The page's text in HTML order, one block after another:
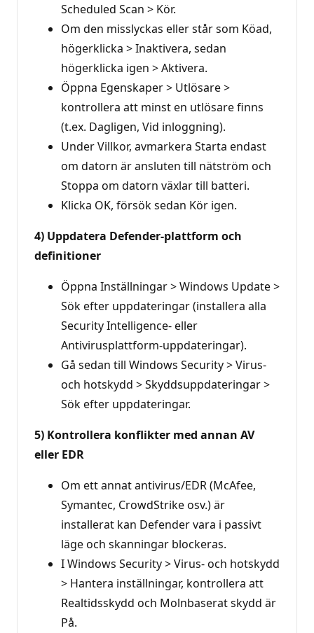
Scheduled Scan > Kör.
Om den misslyckas eller står som Köad,
högerklicka > Inaktivera, sedan
högerklicka igen > Aktivera.
Öppna Egenskaper > Utlösare >
kontrollera att minst en utlösare finns
(t.ex. Dagligen, Vid inloggning).
Under Villkor, avmarkera Starta endast
om datorn är ansluten till nätström och
Stoppa om datorn växlar till batteri.
Klicka OK, försök sedan Kör igen.
4) Uppdatera Defender-plattform och
definitioner
Öppna Inställningar > Windows Update >
Sök efter uppdateringar (installera alla
Security Intelligence- eller
Antivirusplattform-uppdateringar).
Gå sedan till Windows Security > Virus-
och hotskydd > Skyddsuppdateringar >
Sök efter uppdateringar.
5) Kontrollera konflikter med annan AV
eller EDR
Om ett annat antivirus/EDR (McAfee,
Symantec, CrowdStrike osv.) är
installerat kan Defender vara i passivt
läge och skanningar blockeras.
I Windows Security > Virus- och hotskydd
> Hantera inställningar, kontrollera att
Realtidsskydd och Molnbaserat skydd är
På.